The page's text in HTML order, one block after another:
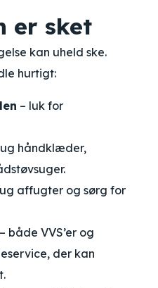
er sket
kan uheld ske.
hurtigt:
– luk for
håndklæder,
affugter og sørg for
– både VVS’er og
der kan